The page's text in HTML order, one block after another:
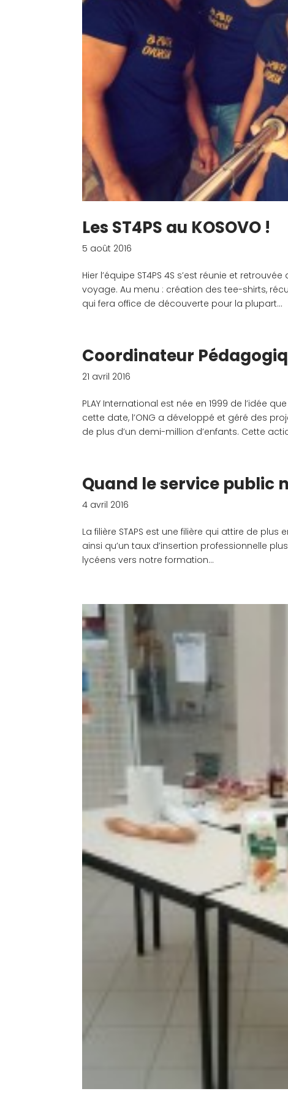
Les ST4PS au KOSOVO !
5 août 2016
Hier l’équipe ST4PS 4S s’est réunie et
voyage. Au menu : création des tee-shirts,
qui fera office de découverte pour la plupart...
Coordinateur
21 avril 2016
PLAY International est née en 1999 de l’idée
cette date, l’ONG a développé et géré des
de plus d’un demi-million d’enfants. Cette
Quand le service public
4 avril 2016
La filière STAPS est une filière qui attire de
ainsi qu’un taux d’insertion professionnelle
lycéens vers notre formation...